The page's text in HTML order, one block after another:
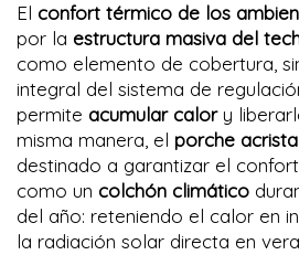
El confort térmico de los
por la estructura masiva del
como elemento de cobertura,
integral del sistema de
permite acumular calory
misma manera, el porche
destinado a garantizar el
como un colchón climático
del año: reteniendo el calor en
la radiación solar directa en